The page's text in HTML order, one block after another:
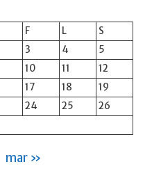
F L
S
3 4
5
10 11
12
17 18
19
24 25
26
mar »